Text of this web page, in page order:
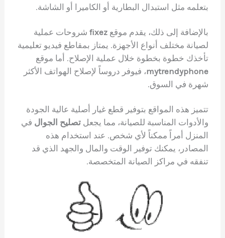
بتعلمه مثل استبدال البطارية أو الكاميرا أو الشاشة.
بالإضافة إلى ذلك، يقدم موقعfixez شروحات عملية
لصيانة مختلف أنواع الأجهزة. يمتاز بمقاطع فيديو تعليمية
تأخذك خطوة بخطوة خلال عملية الإصلاح. أما موقع
mytrendyphone، فيوفر دروساً لإصلاح الهواتف الأكثر
شهرة في السوق.
تتميز هذه المواقع بتوفير قطع غيار أصلية عالية الجودة
والأدوات المناسبة للصيانة، مما يجعل تصليح الجوال في
المنزل أمراً ممكناً لأي شخص. عند استخدام هذه
المصادر، يمكنك توفير الوقت والمال والجهد الذي قد
تنفقه في مراكز الصيانة المتخصصة.